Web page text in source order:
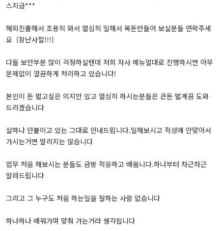
스지급***
해외진출해서 조용히 와서 열심히 일해서 목돈만들어 보실분들 연락주세
요 (장난사절!!!)
다들 보안부분 많이 걱정하실텐데 저희 자사 메뉴얼대로 진행하시면 아무
문제없이 깔끔하게 처리하고 있습니다!
본인이 돈 벌고싶은 의지만 있고 열심히 하시는분들은 큰돈 벌게끔 도와
드리겠습니다
살하나 안붙이고 있는 그대로 안내드립니다.일해보시고 적성에 안맞아서
가시는거면 말리지는 않습니다
업무 처음 해보시는 분들도 금방 적응하고 배웁니다.하나부터 차근차근
알려드립니다
그리고 그 누구도 처음 하는일을 잘하는 사람 없습니다
하나하나 배워가며 맞춰 가는거라 생각됩니다